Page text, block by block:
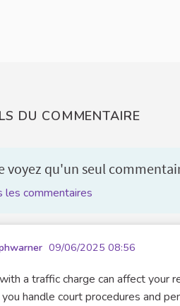
DU COMMENTAIRE
voyez qu'un seul
les commentaires
09/06/2025 08:56
a traffic charge can affect your
handle court procedures and